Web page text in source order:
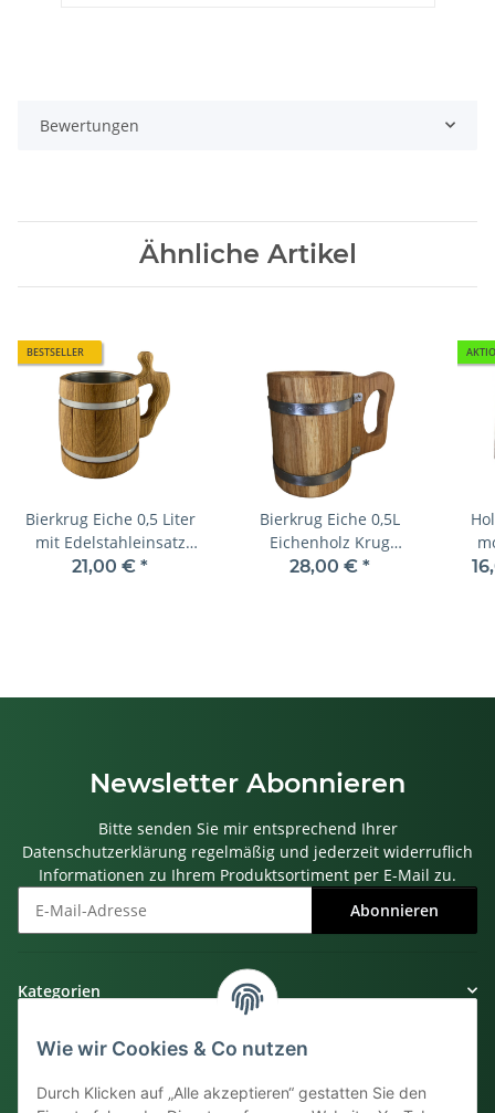
Wie wir Cookies & Co nutzen
Durch Klicken auf „Alle akzeptieren“ gestatten Sie den
Bewertungen
Ähnliche Artikel
BESTSELLER
Bierkrug Eiche 0,5 Liter
mit Edelstahleinsatz
Krug Holzkrug
21,00 € *
Bierkrug Eiche 0,5L
Eichenholz Krug
Humpen Becher
28,00 € *
Newsletter Abonnieren
Bitte senden Sie mir entsprechend Ihrer
Datenschutzerklärung regelmäßig und jederzeit widerruflich
Informationen zu Ihrem Produktsortiment per E-Mail zu.
Abonnieren
Kategorien
Gesetzliche Informationen